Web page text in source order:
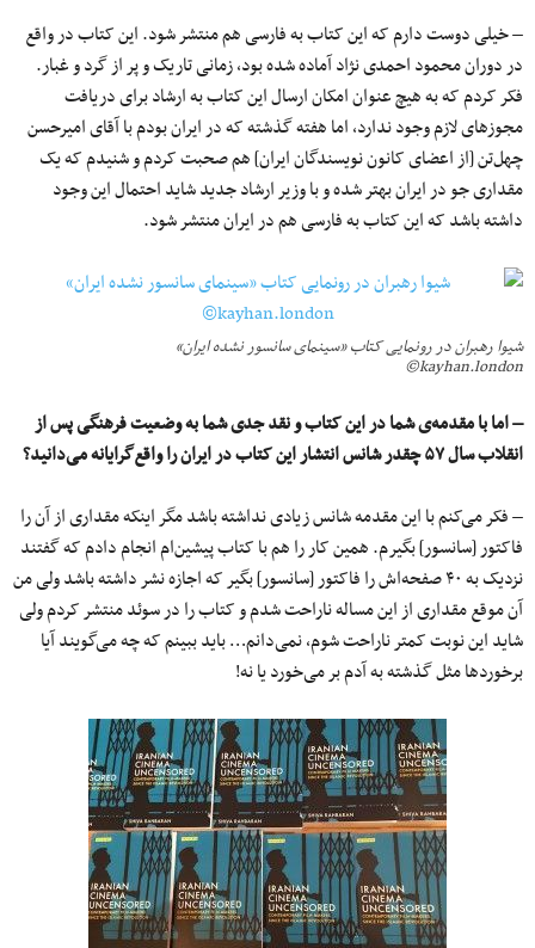
– خیلی دوست دارم که این کتاب به فارسی هم منتشر شود. این کتاب در واقع
در دوران محمود احمدی نژاد آماده شده بود، زمانی تاریک و پر از گرد و غبار.
فکر کردم که به هیچ عنوان امکان ارسال این کتاب به ارشاد برای دریافت
مجوزهای لازم وجود ندارد، اما هفته گذشته که در ایران بودم با آقای امیرحسن
چهل‌تن [از اعضای کانون نویسندگان ایران] هم صحبت کردم و شنیدم که یک
مقداری جو در ایران بهتر شده و با وزیر ارشاد جدید شاید احتمال این وجود
داشته باشد که این کتاب به فارسی هم در ایران منتشر شود.
شیوا رهبران در رونمایی کتاب «سینمای سانسور نشده ایران»
kayhan.london©
– اما با مقدمه‌ی شما در این کتاب و نقد جدی شما به وضعیت فرهنگی پس از
انقلاب سال ۵۷ چقدر شانس انتشار این کتاب در ایران را واقع‌گرایانه می‌دانید؟
– فکر می‌کنم با این مقدمه‌ شانس زیادی نداشته باشد مگر اینکه مقداری از آن را
فاکتور [سانسور] بگیرم. همین کار را هم با کتاب پیشین‌ام انجام دادم که گفتند
نزدیک به ۴۰ صفحه‌اش را فاکتور [سانسور] بگیر که اجازه نشر داشته باشد ولی من
آن موقع مقداری از این مساله ناراحت شدم و کتاب را در سوئد منتشر کردم ولی
شاید این نوبت کمتر ناراحت شوم، نمی‌دانم… باید ببینم که چه می‌گویند آیا
برخوردها مثل گذشته به آدم بر می‌خورد یا نه!